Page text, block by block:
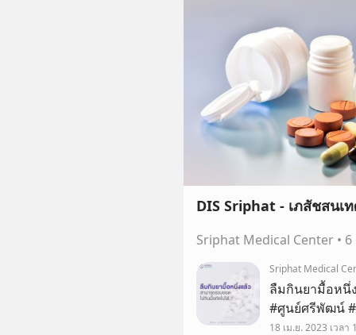
DIS Sriphat - เภสัชสนเ
Sriphat Medical Center •
Sriphat Medical
ลืมกินยามื้อหนึ่
#ศูนย์ศรีพัฒน์
18 เม.ย. 2023 เวลา